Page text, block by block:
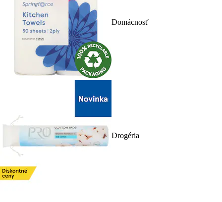
Domácnosť
Drogéria